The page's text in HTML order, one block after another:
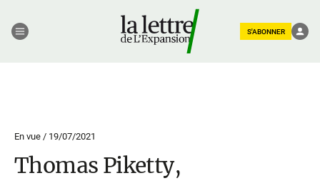
S'ABONNER
En vue / 19/07/2021
Thomas Piketty,